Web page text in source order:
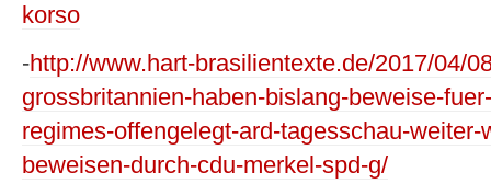
korso
-http://www.hart-brasilientexte.de/2017/04/
grossbritannien-haben-bislang-beweise-
regimes-offengelegt-ard-tagesschau-
beweisen-durch-cdu-merkel-spd-g/